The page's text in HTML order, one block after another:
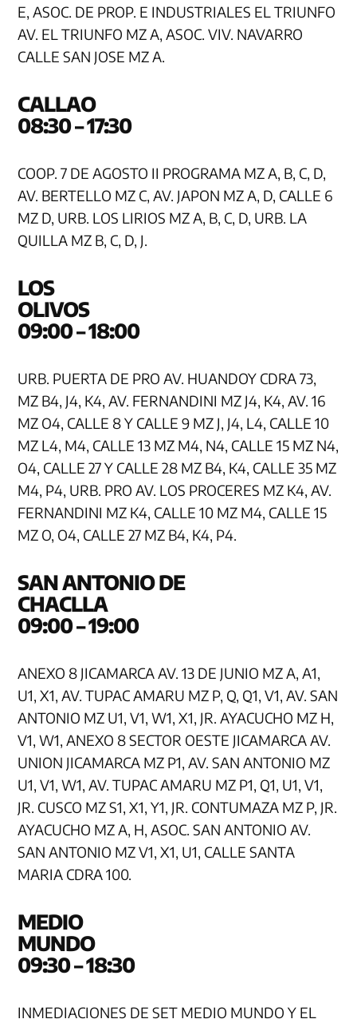
E, ASOC. DE PROP. E INDUSTRIALES EL TRIUNFO
AV. EL TRIUNFO MZ A, ASOC. VIV. NAVARRO
CALLE SAN JOSE MZ A.
08:30 – 17:30
COOP. 7 DE AGOSTO II PROGRAMA MZ A, B, C, D,
AV. BERTELLO MZ C, AV. JAPON MZ A, D, CALLE 6
MZ D, URB. LOS LIRIOS MZ A, B, C, D, URB. LA
QUILLA MZ B, C, D, J.
LOS
09:00 – 18:00
URB. PUERTA DE PRO AV. HUANDOY CDRA 73,
MZ B4, J4, K4, AV. FERNANDINI MZ J4, K4, AV. 16
MZ O4, CALLE 8 Y CALLE 9 MZ J, J4, L4, CALLE 10
MZ L4, M4, CALLE 13 MZ M4, N4, CALLE 15 MZ N4,
O4, CALLE 27 Y CALLE 28 MZ B4, K4, CALLE 35 MZ
M4, P4, URB. PRO AV. LOS PROCERES MZ K4, AV.
FERNANDINI MZ K4, CALLE 10 MZ M4, CALLE 15
MZ O, O4, CALLE 27 MZ B4, K4, P4.
SAN ANTONIO DE
09:00 – 19:00
ANEXO 8 JICAMARCA AV. 13 DE JUNIO MZ A, A1,
U1, X1, AV. TUPAC AMARU MZ P, Q, Q1, V1, AV. SAN
ANTONIO MZ U1, V1, W1, X1, JR. AYACUCHO MZ H,
V1, W1, ANEXO 8 SECTOR OESTE JICAMARCA AV.
UNION JICAMARCA MZ P1, AV. SAN ANTONIO MZ
U1, V1, W1, AV. TUPAC AMARU MZ P1, Q1, U1, V1,
JR. CUSCO MZ S1, X1, Y1, JR. CONTUMAZA MZ P, JR.
AYACUCHO MZ A, H, ASOC. SAN ANTONIO AV.
SAN ANTONIO MZ V1, X1, U1, CALLE SANTA
MARIA CDRA 100.
MEDIO
09:30 – 18:30
INMEDIACIONES DE SET MEDIO MUNDO Y EL